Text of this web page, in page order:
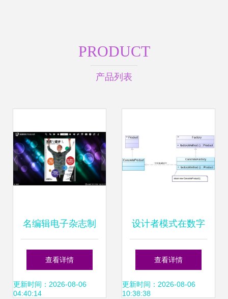
PRODUCT
产品列表
名编辑电子杂志制
作软件 打造《艺术
与设计》新媒体范
查看详情
更新时间：2026-08-06
04:40:14
设计者模式在数字
动漫制作中的创新
应用
查看详情
更新时间：2026-08-06
10:38:38